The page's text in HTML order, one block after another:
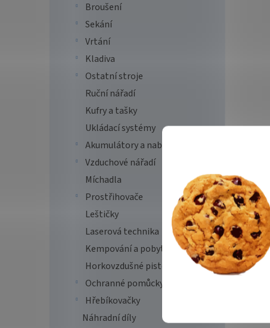
Broušení
Sekání
Vrtání
Kladiva
Ostatní stroje
Ruční nářadí
Kufry a tašky
Ukládací systémy
Akumulátory a nabíječky
Vzduchové nářadí
Míchadla
Prostřihovače
Leštičky
Laserová technika
Kempování a pobyt v přírodě
Horkovzdušné pistole
Ochranné pomůcky
Hřebíkovačky
Náhradní díly